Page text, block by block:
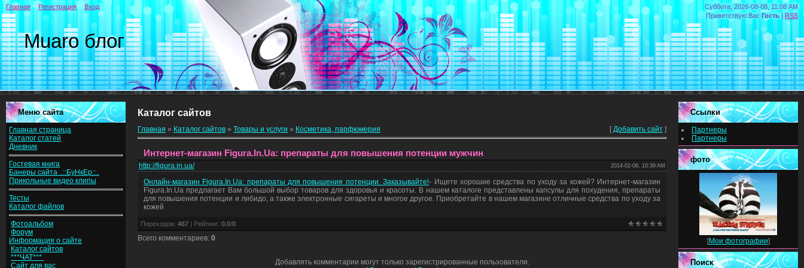
Суббота, 2026-08-08, 11:08 AM
Приветствую Вас Гость | RSS
Muaro блог
Главная Регистрация Вход
Меню сайта
Главная страница
Каталог статей
Дневник
Гостевая книга
Банеры сайта ..::БуНкЕр::..
Прикольные видео клипы
Тесты
Каталог файлов
Фотоальбом
Форум
Информация о сайте
Каталог сайтов
***ЧАТ***
Сайт для вас
Каталог сайтов
Главная » Каталог сайтов » Товары и услуги » Косметика, парфюмерия [ Добавить сайт ]
Интернет-магазин Figura.In.Ua: препараты для повышения потенции мужчин
http://figura.in.ua/ 2014-02-06, 10:39 AM
Онлайн-магазин Figura.In.Ua: препараты для повышения потенции. Заказывайте!- Ищете хорошие средства по уходу за кожей? Интернет-магазин
Figura.In.Ua предлагает Вам большой выбор товаров для здоровья и красоты. В нашем каталоге представлены капсулы для похудения, препараты
для повышения потенции и либидо, а также электронные сигареты и многое другое. Приобретайте в нашем магазине отличные средства по уходу за
кожей
Переходов: 467 | Рейтинг: 0.0/0
Всего комментариев: 0
Добавлять комментарии могут только зарегистрированные пользователи.
Ссылки
Партнеры
Партнеры
фото
[Мои фотографии]
Поиск